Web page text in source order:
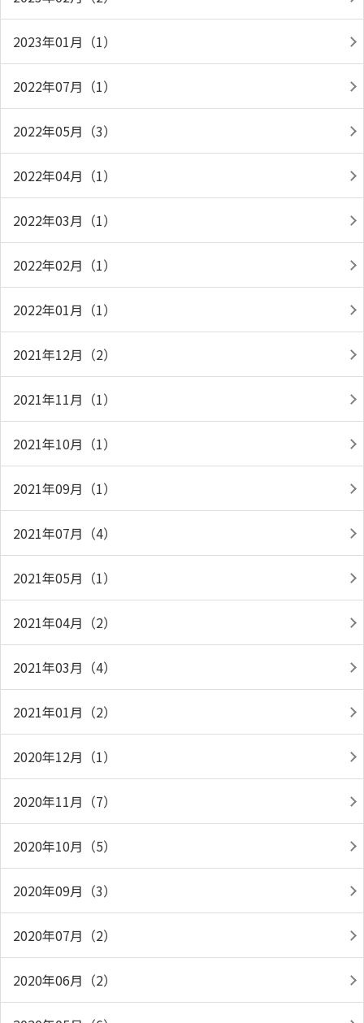
2023年01月（1）
2022年07月（1）
2022年05月（3）
2022年04月（1）
2022年03月（1）
2022年02月（1）
2022年01月（1）
2021年12月（2）
2021年11月（1）
2021年10月（1）
2021年09月（1）
2021年07月（4）
2021年05月（1）
2021年04月（2）
2021年03月（4）
2021年01月（2）
2020年12月（1）
2020年11月（7）
2020年10月（5）
2020年09月（3）
2020年07月（2）
2020年06月（2）